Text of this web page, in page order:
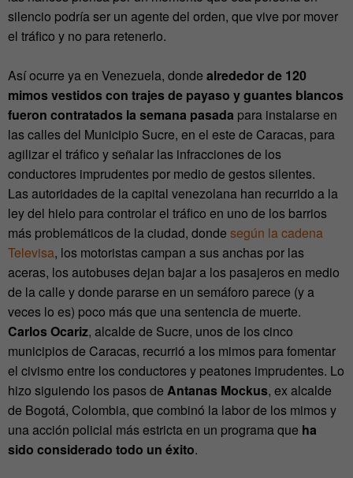
silencio podría ser un agente del orden, que vive por mover
el tráfico y no para retenerlo.
Así ocurre ya en Venezuela, donde alrededor de 120
mimos vestidos con trajes de payaso y guantes blancos
fueron contratados la semana pasada para instalarse en
las calles del Municipio Sucre, en el este de Caracas, para
agilizar el tráfico y señalar las infracciones de los
conductores imprudentes por medio de gestos silentes.
Las autoridades de la capital venezolana han recurrido a la
ley del hielo para controlar el tráfico en uno de los barrios
más problemáticos de la ciudad, donde según la cadena
Televisa, los motoristas campan a sus anchas por las
aceras, los autobuses dejan bajar a los pasajeros en medio
de la calle y donde pararse en un semáforo parece (y a
veces lo es) poco más que una sentencia de muerte.
Carlos Ocariz, alcalde de Sucre, unos de los cinco
municipios de Caracas, recurrió a los mimos para fomentar
el civismo entre los conductores y peatones imprudentes. Lo
hizo siguiendo los pasos de Antanas Mockus, ex alcalde
de Bogotá, Colombia, que combinó la labor de los mimos y
una acción policial más estricta en un programa que ha
sido considerado todo un éxito.